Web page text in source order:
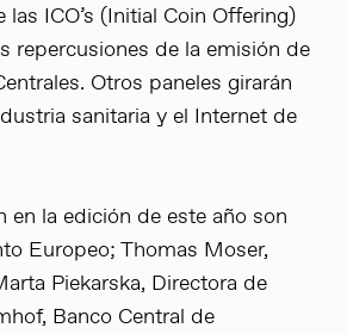
ICO’s (Initial Coin Offering)
repercusiones de la emisión de
Otros paneles girarán
sanitaria y el Internet de
la edición de este año son
Europeo; Thomas Moser,
Piekarska, Directora de
Banco Central de